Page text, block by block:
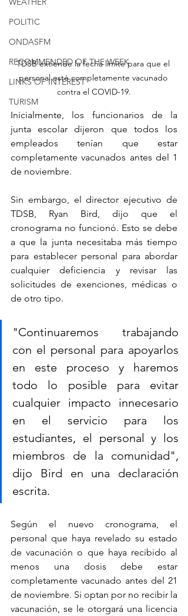
POLITIC
ONDASFM
RECOMMENDED OF THE WEEK
LINKS OF INTEREST
TURISM
TDSB extiende la fecha límite para que el
personal esté completamente vacunado
contra el COVID-19.
Inicialmente, los funcionarios de la
junta escolar dijeron que todos los
empleados tenían que estar
completamente vacunados antes del 1
de noviembre.
Sin embargo, el director ejecutivo de
TDSB, Ryan Bird, dijo que el
cronograma no funcionó. Esto se debe
a que la junta necesitaba más tiempo
para establecer personal para abordar
cualquier deficiencia y revisar las
solicitudes de exenciones, médicas o
de otro tipo.
"Continuaremos trabajando
con el personal para apoyarlos
en este proceso y haremos
todo lo posible para evitar
cualquier impacto innecesario
en el servicio para los
estudiantes, el personal y los
miembros de la comunidad",
dijo Bird en una declaración
escrita.
Según el nuevo cronograma, el
personal que haya revelado su estado
de vacunación o que haya recibido al
menos una dosis debe estar
completamente vacunado antes del 21
de noviembre. Si optan por no recibir la
vacunación, se le otorgará una licencia